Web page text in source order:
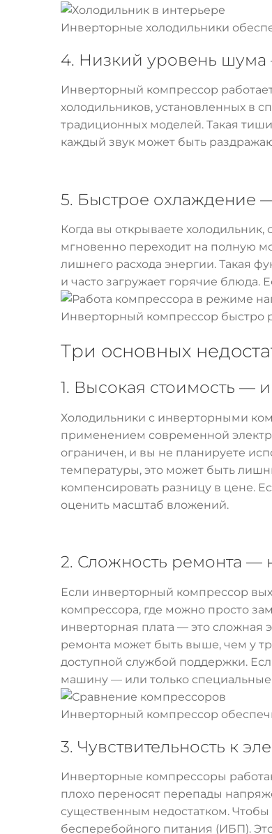
Инверторные холодильники
4. Низкий уровень
Инверторный компрессор
холодильников, установленных в
традиционных моделей. Такая
каждый звук может быть
5. Быстрое охлаждение
Когда вы открываете
мгновенно переходит на полную
лишнего расхода энергии. Такая
и часто загружает горячие блюда.
Инверторный компрессор быстро
Три основных
1. Высокая стоимость —
Холодильники с инверторными
применением современной
ограничен, и вы не планируете
температуры, это может быть
компенсировать разницу в цене.
оценить масштаб вложений.
2. Сложность ремонта —
Если инверторный компрессор
компрессора, где можно просто
инверторная плата — это сложная
ремонта может быть выше, чем у
доступной службой поддержки.
машину — или только
Инверторный компрессор
3. Чувствительность к
Инверторные компрессоры
плохо переносят перепады
существенным недостатком.
бесперебойного питания (ИБП).